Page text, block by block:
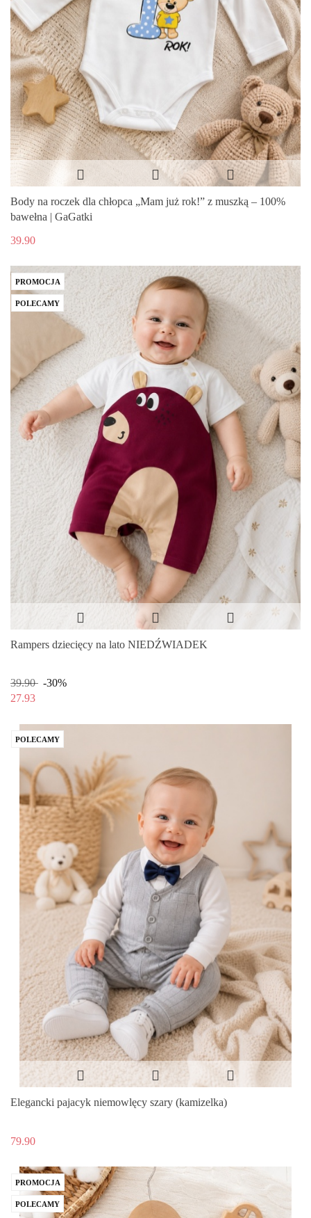
Body na roczek dla chłopca „Mam już rok!” z muszką – 100%
bawełna | GaGatki
39.90
PROMOCJA
POLECAMY
Rampers dziecięcy na lato NIEDŹWIADEK
39.90
-30%
27.93
POLECAMY
Elegancki pajacyk niemowlęcy szary (kamizelka)
79.90
PROMOCJA
POLECAMY